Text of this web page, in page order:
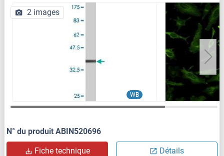
WB
2 images
N° du produit ABIN520696
Fiche technique Détails